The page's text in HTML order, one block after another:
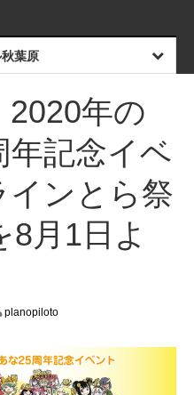
葉原
2020年の
年記念イベ
インとら祭
8月1日よ
planopiloto